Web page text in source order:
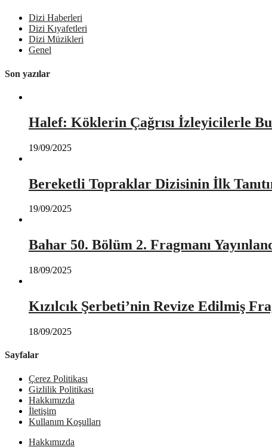
Dizi Haberleri
Dizi Kıyafetleri
Dizi Müzikleri
Genel
Son yazılar
Halef: Köklerin Çağrısı İzleyicilerle
19/09/2025
Bereketli Topraklar Dizisinin İlk
19/09/2025
Bahar 50. Bölüm 2. Fragmanı
18/09/2025
Kızılcık Şerbeti’nin Revize Edilmiş
18/09/2025
Sayfalar
Çerez Politikası
Gizlilik Politikası
Hakkımızda
İletişim
Kullanım Koşulları
Hakkımızda